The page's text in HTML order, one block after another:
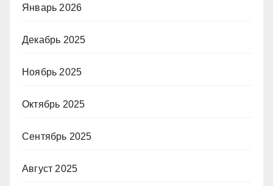
Январь 2026
Декабрь 2025
Ноябрь 2025
Октябрь 2025
Сентябрь 2025
Август 2025